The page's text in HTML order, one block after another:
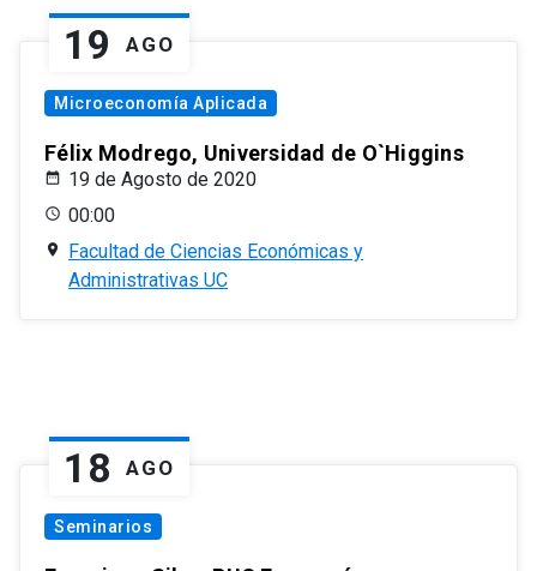
19 AGO
Microeconomía Aplicada
Félix Modrego, Universidad de O`Higgins
19 de Agosto de 2020
00:00
Facultad de Ciencias Económicas y
Administrativas UC
18 AGO
Seminarios